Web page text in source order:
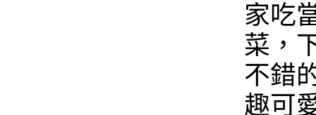
家吃
菜，
不錯
趣可